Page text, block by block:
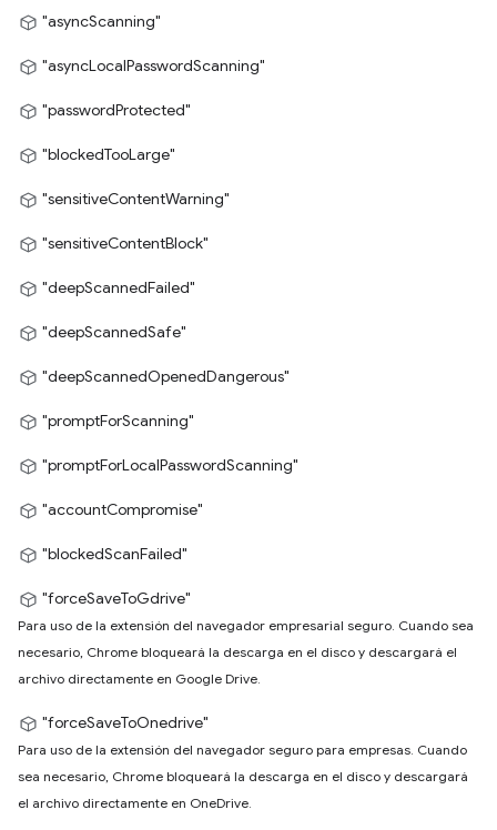
"asyncScanning"
"asyncLocalPasswordScanning"
"passwordProtected"
"blockedTooLarge"
"sensitiveContentWarning"
"sensitiveContentBlock"
"deepScannedFailed"
"deepScannedSafe"
"deepScannedOpenedDangerous"
"promptForScanning"
"promptForLocalPasswordScanning"
"accountCompromise"
"blockedScanFailed"
"forceSaveToGdrive"
Para uso de la extensión del navegador empresarial seguro. Cuando sea
necesario, Chrome bloqueará la descarga en el disco y descargará el
archivo directamente en Google Drive.
"forceSaveToOnedrive"
Para uso de la extensión del navegador seguro para empresas. Cuando
sea necesario, Chrome bloqueará la descarga en el disco y descargará
el archivo directamente en OneDrive.